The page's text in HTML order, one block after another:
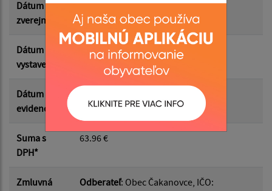
Filtrovať Reset
Dátum
zverejnenia
05.05.2026
Dátum
vystavenia
24.04.2026
Dátum
evidencie
Suma s
DPH*
63.96 €
Zmluvná
Odberateľ: Obec Čakanovce, IČO: